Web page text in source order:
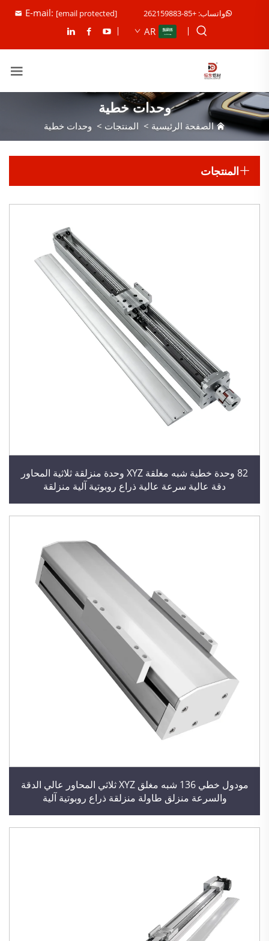
واتساب: +85-262159883 E-mail: [email protected]
AR
وحدات خطية
الصفحة الرئيسية > المنتجات > وحدات خطية
المنتجات
82 وحدة خطية شبه مغلقة XYZ وحدة منزلقة ثلاثية المحاور
دقة عالية سرعة عالية ذراع روبوتية آلية منزلقة
مودول خطي 136 شبه مغلق XYZ ثلاثي المحاور عالي الدقة
والسرعة منزلق طاولة منزلقة ذراع روبوتية آلية